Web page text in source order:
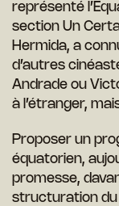
représenté
section Un
Hermida, a
d’autres
Andrade ou
à l’étranger,
Proposer un
équatorien,
promesse,
structuration du